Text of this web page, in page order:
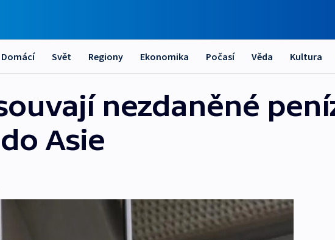
Domácí Svět Regiony Ekonomika Počasí Věda Kultura
nezdaněné
Asie